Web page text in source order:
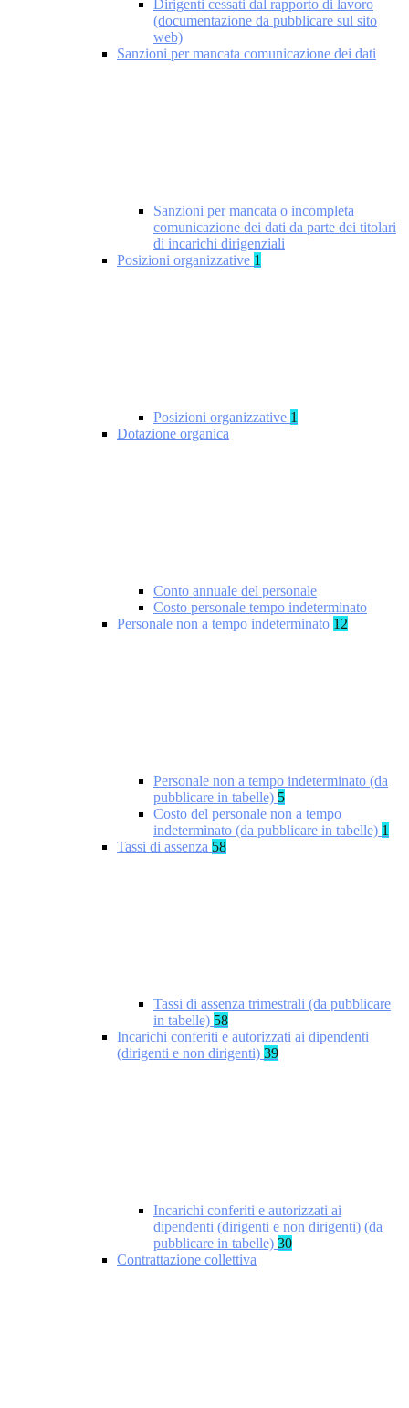
Dirigenti cessati dal rapporto di lavoro
(documentazione da pubblicare sul sito
web)
Sanzioni per mancata comunicazione dei dati
Sanzioni per mancata o incompleta
comunicazione dei dati da parte dei titolari
di incarichi dirigenziali
Posizioni organizzative 1
Posizioni organizzative 1
Dotazione organica
Conto annuale del personale
Costo personale tempo indeterminato
Personale non a tempo indeterminato 12
Personale non a tempo indeterminato (da
pubblicare in tabelle) 5
Costo del personale non a tempo
indeterminato (da pubblicare in tabelle) 1
Tassi di assenza 58
Tassi di assenza trimestrali (da pubblicare
in tabelle) 58
Incarichi conferiti e autorizzati ai dipendenti
(dirigenti e non dirigenti) 39
Incarichi conferiti e autorizzati ai
dipendenti (dirigenti e non dirigenti) (da
pubblicare in tabelle) 30
Contrattazione collettiva